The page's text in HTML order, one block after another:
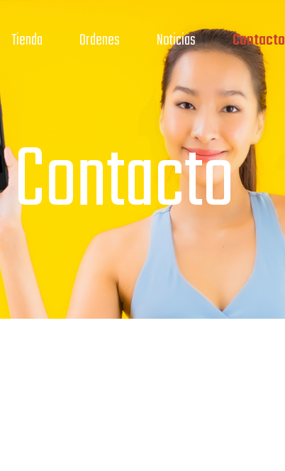
Tienda Ordenes Noticias Contacto
Contacto